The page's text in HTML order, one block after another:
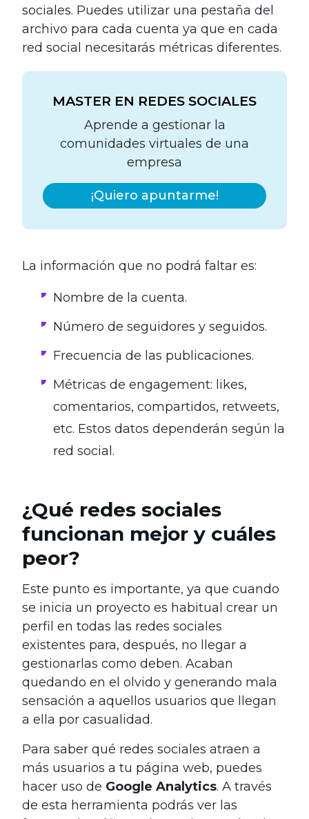
sociales. Puedes utilizar una pestaña del
archivo para cada cuenta ya que en cada
red social necesitarás métricas diferentes.
MASTER EN REDES SOCIALES
Aprende a gestionar la
comunidades virtuales de una
empresa
¡Quiero apuntarme!
La información que no podrá faltar es:
Nombre de la cuenta.
Número de seguidores y seguidos.
Frecuencia de las publicaciones.
Métricas de engagement: likes,
comentarios, compartidos, retweets,
etc. Estos datos dependerán según la
red social.
¿Qué redes sociales
funcionan mejor y cuáles
peor?
Este punto es importante, ya que cuando
se inicia un proyecto es habitual crear un
perfil en todas las redes sociales
existentes para, después, no llegar a
gestionarlas como deben. Acaban
quedando en el olvido y generando mala
sensación a aquellos usuarios que llegan
a ella por casualidad.
Para saber qué redes sociales atraen a
más usuarios a tu página web, puedes
hacer uso de Google Analytics. A través
de esta herramienta podrás ver las